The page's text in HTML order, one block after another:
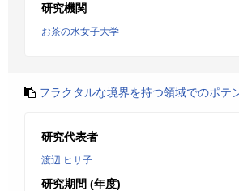
研究機関
お茶の水女子大学
フラクタルな境界を持つ領域でのポテ
研究代表者
渡辺 ヒサ子
研究期間 (年度)